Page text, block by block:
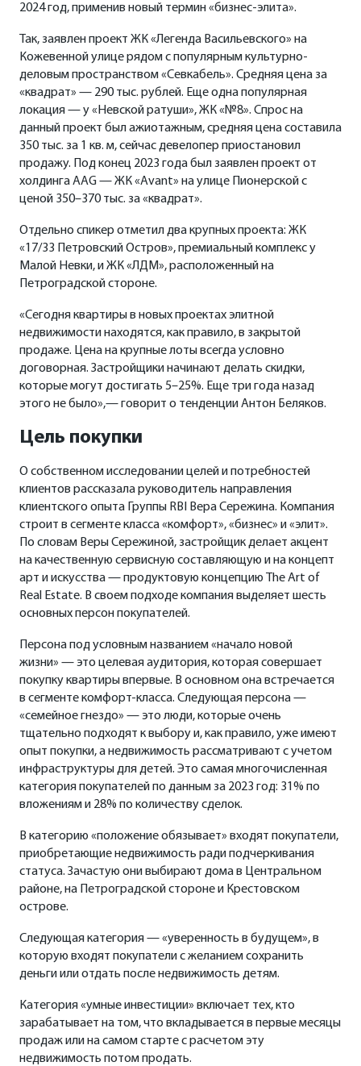
2024 год, применив новый термин «бизнес-элита».
Так, заявлен проект ЖК «Легенда Васильевского» на
Кожевенной улице рядом с популярным культурно-
деловым пространством «Севкабель». Средняя цена за
«квадрат» — 290 тыс. рублей. Еще одна популярная
локация — у «Невской ратуши», ЖК «№8». Спрос на
данный проект был ажиотажным, средняя цена составила
350 тыс. за 1 кв. м, сейчас девелопер приостановил
продажу. Под конец 2023 года был заявлен проект от
холдинга AAG — ЖК «Avant» на улице Пионерской с
ценой 350–370 тыс. за «квадрат».
Отдельно спикер отметил два крупных проекта: ЖК
«17/33 Петровский Остров», премиальный комплекс у
Малой Невки, и ЖК «ЛДМ», расположенный на
Петроградской стороне.
«Сегодня квартиры в новых проектах элитной
недвижимости находятся, как правило, в закрытой
продаже. Цена на крупные лоты всегда условно
договорная. Застройщики начинают делать скидки,
которые могут достигать 5–25%. Еще три года назад
этого не было»,— говорит о тенденции Антон Беляков.
Цель покупки
О собственном исследовании целей и потребностей
клиентов рассказала руководитель направления
клиентского опыта Группы RBI Вера Сережина. Компания
строит в сегменте класса «комфорт», «бизнес» и «элит».
По словам Веры Сережиной, застройщик делает акцент
на качественную сервисную составляющую и на концепт
арт и искусства — продуктовую концепцию The Art of
Real Estate. В своем подходе компания выделяет шесть
основных персон покупателей.
Персона под условным названием «начало новой
жизни» — это целевая аудитория, которая совершает
покупку квартиры впервые. В основном она встречается
в сегменте комфорт-класса. Следующая персона —
«семейное гнездо» — это люди, которые очень
тщательно подходят к выбору и, как правило, уже имеют
опыт покупки, а недвижимость рассматривают с учетом
инфраструктуры для детей. Это самая многочисленная
категория покупателей по данным за 2023 год: 31% по
вложениям и 28% по количеству сделок.
В категорию «положение обязывает» входят покупатели,
приобретающие недвижимость ради подчеркивания
статуса. Зачастую они выбирают дома в Центральном
районе, на Петроградской стороне и Крестовском
острове.
Следующая категория — «уверенность в будущем», в
которую входят покупатели с желанием сохранить
деньги или отдать после недвижимость детям.
Категория «умные инвестиции» включает тех, кто
зарабатывает на том, что вкладывается в первые месяцы
продаж или на самом старте с расчетом эту
недвижимость потом продать.